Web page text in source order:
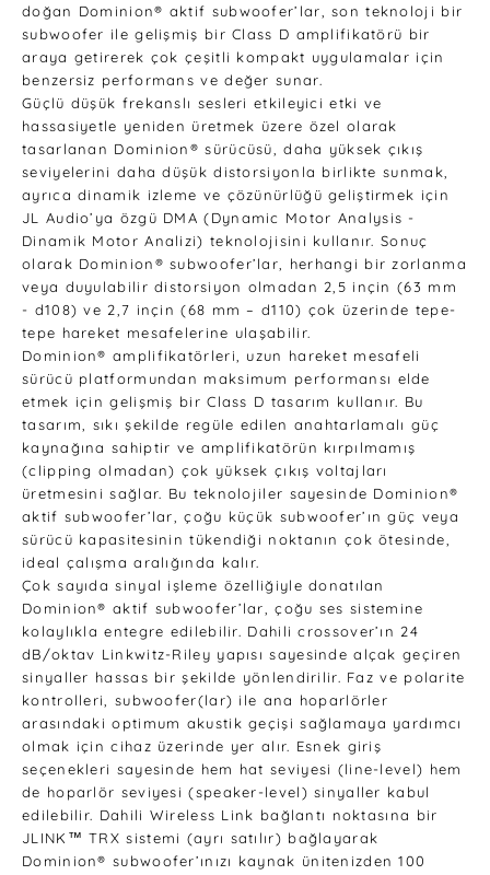
doğan Dominion® aktif subwoofer’lar, son teknoloji bir
subwoofer ile gelişmiş bir Class D amplifikatörü bir
araya getirerek çok çeşitli kompakt uygulamalar için
benzersiz performans ve değer sunar.
Güçlü düşük frekanslı sesleri etkileyici etki ve
hassasiyetle yeniden üretmek üzere özel olarak
tasarlanan Dominion® sürücüsü, daha yüksek çıkış
seviyelerini daha düşük distorsiyonla birlikte sunmak,
ayrıca dinamik izleme ve çözünürlüğü geliştirmek için
JL Audio’ya özgü DMA (Dynamic Motor Analysis -
Dinamik Motor Analizi) teknolojisini kullanır. Sonuç
olarak Dominion® subwoofer’lar, herhangi bir zorlanma
veya duyulabilir distorsiyon olmadan 2,5 inçin (63 mm
- d108) ve 2,7 inçin (68 mm – d110) çok üzerinde tepe-
tepe hareket mesafelerine ulaşabilir.
Dominion® amplifikatörleri, uzun hareket mesafeli
sürücü platformundan maksimum performansı elde
etmek için gelişmiş bir Class D tasarım kullanır. Bu
tasarım, sıkı şekilde regüle edilen anahtarlamalı güç
kaynağına sahiptir ve amplifikatörün kırpılmamış
(clipping olmadan) çok yüksek çıkış voltajları
üretmesini sağlar. Bu teknolojiler sayesinde Dominion®
aktif subwoofer’lar, çoğu küçük subwoofer’ın güç veya
sürücü kapasitesinin tükendiği noktanın çok ötesinde,
ideal çalışma aralığında kalır.
Çok sayıda sinyal işleme özelliğiyle donatılan
Dominion® aktif subwoofer’lar, çoğu ses sistemine
kolaylıkla entegre edilebilir. Dahili crossover’ın 24
dB/oktav Linkwitz-Riley yapısı sayesinde alçak geçiren
sinyaller hassas bir şekilde yönlendirilir. Faz ve polarite
kontrolleri, subwoofer(lar) ile ana hoparlörler
arasındaki optimum akustik geçişi sağlamaya yardımcı
olmak için cihaz üzerinde yer alır. Esnek giriş
seçenekleri sayesinde hem hat seviyesi (line-level) hem
de hoparlör seviyesi (speaker-level) sinyaller kabul
edilebilir. Dahili Wireless Link bağlantı noktasına bir
JLINK™ TRX sistemi (ayrı satılır) bağlayarak
Dominion® subwoofer’ınızı kaynak ünitenizden 100